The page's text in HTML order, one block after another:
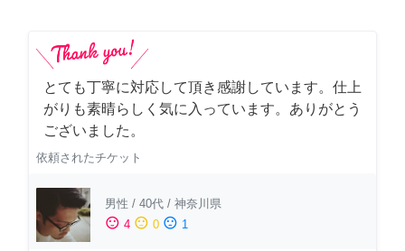
とても丁寧に対応して頂き感謝しています。仕上
がりも素晴らしく気に入っています。ありがとう
ございました。
依頼されたチケット
男性 / 40代 / 神奈川県
sentiment_satisfied 4 sentiment_neutral 0 sentiment_dissatisfied 1